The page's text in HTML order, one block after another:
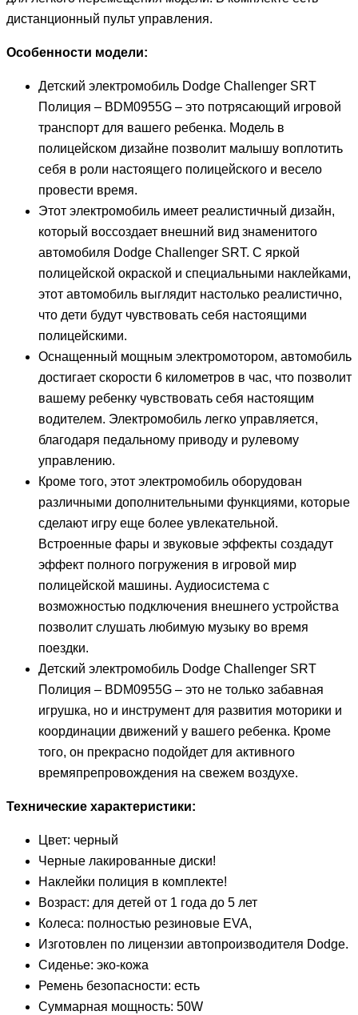
дистанционный пульт управления.
Особенности модели:
Детский электромобиль Dodge Challenger SRT
Полиция – BDM0955G – это потрясающий игровой
транспорт для вашего ребенка. Модель в
полицейском дизайне позволит малышу воплотить
себя в роли настоящего полицейского и весело
провести время.
Этот электромобиль имеет реалистичный дизайн,
который воссоздает внешний вид знаменитого
автомобиля Dodge Challenger SRT. С яркой
полицейской окраской и специальными наклейками,
этот автомобиль выглядит настолько реалистично,
что дети будут чувствовать себя настоящими
полицейскими.
Оснащенный мощным электромотором, автомобиль
достигает скорости 6 километров в час, что позволит
вашему ребенку чувствовать себя настоящим
водителем. Электромобиль легко управляется,
благодаря педальному приводу и рулевому
управлению.
Кроме того, этот электромобиль оборудован
различными дополнительными функциями, которые
сделают игру еще более увлекательной.
Встроенные фары и звуковые эффекты создадут
эффект полного погружения в игровой мир
полицейской машины. Аудиосистема с
возможностью подключения внешнего устройства
позволит слушать любимую музыку во время
поездки.
Детский электромобиль Dodge Challenger SRT
Полиция – BDM0955G – это не только забавная
игрушка, но и инструмент для развития моторики и
координации движений у вашего ребенка. Кроме
того, он прекрасно подойдет для активного
времяпрепровождения на свежем воздухе.
Технические характеристики:
Цвет: черный
Черные лакированные диски!
Наклейки полиция в комплекте!
Возраст: для детей от 1 года до 5 лет
Колеса: полностью резиновые EVA,
Изготовлен по лицензии автопроизводителя Dodge.
Сиденье: эко-кожа
Ремень безопасности: есть
Суммарная мощность: 50W